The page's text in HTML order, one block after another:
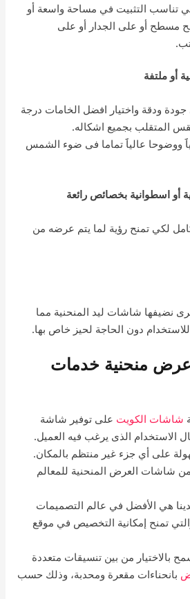
تناسب التثبيت في مساحة واسعة أو
مسطح أو على الجدار أو على
أو ملتفة
ودقة واختيار افضل الخامات درجة
المتقلب بجميع اشكاله.
ووضوحا عالياََ تماما فى ضوء الشمس
أو اسطوانية بخصائص رائعة
لكي تمنح رؤية لما يتم عرضه من
نضيفها شاشات ليد المنحنية مما
للاستخدام دون الحاجة لحيز خاص بها.
منحنية خدمات
شاشات الكويت على توفير شاشة
الاستخدام الذى يرغب فيه العميل.
على أي جزء غير منتظم بالمكان.
شاشات العرض المنحنية للمعالم
هي الأفضل في عالم التصميمات
تمنح إمكانية التخصيص في موقع
بالاختيار من بين تنسيقات متعددة
بانحناءات مقعرة ومحدبة، وذلك حسب